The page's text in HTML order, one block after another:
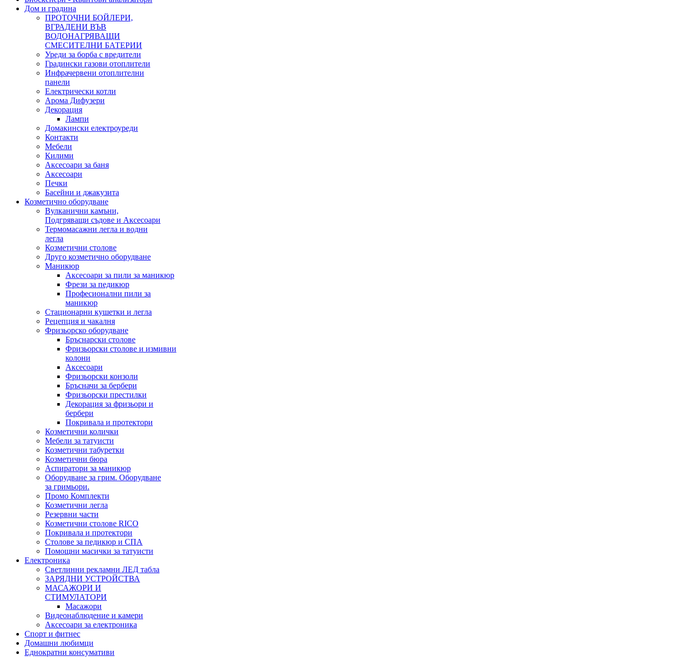
Дом и градина
ПРОТОЧНИ БОЙЛЕРИ,
ВГРАДЕНИ ВЪВ
ВОДОНАГРЯВАЩИ
СМЕСИТЕЛНИ БАТЕРИИ
Уреди за борба с вредители
Градински газови отоплители
Инфрачервени отоплителни
панели
Електрически котли
Арома Дифузери
Декорация
Лампи
Домакински електроуреди
Контакти
Мебели
Килими
Аксесоари за баня
Аксесоари
Печки
Басейни и джакузита
Козметично оборудване
Вулканични камъни,
Подгряващи съдове и Аксесоари
Термомасажни легла и водни
легла
Козметични столове
Друго козметично оборудване
Маникюр
Аксесоари за пили за маникюр
Фрези за педикюр
Професионални пили за
маникюр
Стационарни кушетки и легла
Рецепция и чакалня
Фризьорско оборудване
Бръснарски столове
Фризьорски столове и измивни
колони
Аксесоари
Фризьорски конзоли
Бръсначи за бербери
Фризьорски престилки
Декорация за фризьори и
бербери
Покривала и протектори
Козметични колички
Мебели за татуисти
Козметични табуретки
Козметични бюра
Аспиратори за маникюр
Оборудване за грим. Оборудване
за гримьори.
Промо Комплекти
Козметични легла
Резервни части
Козметични столове RICO
Покривала и протектори
Столове за педикюр и СПА
Помощни масички за татуисти
Електроника
Светлинни рекламни ЛЕД табла
ЗАРЯДНИ УСТРОЙСТВА
МАСАЖОРИ И
СТИМУЛАТОРИ
Масажори
Видеонаблюдение и камери
Аксесоари за електроника
Спорт и фитнес
Домашни любимци
Еднократни консумативи